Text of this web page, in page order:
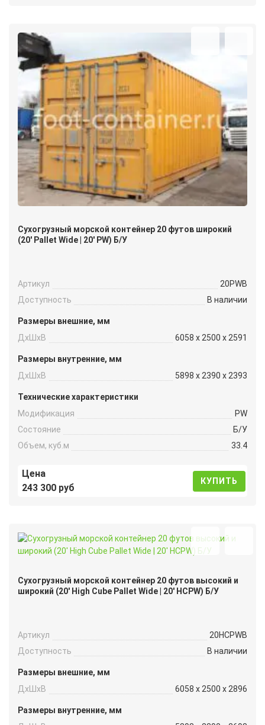
Сухогрузный морской контейнер 20 футов широкий
(20′ Pallet Wide | 20′ PW) Б/У
Артикул
20PWB
Доступность
В наличии
Размеры внешние, мм
ДxШxВ
6058 x 2500 x 2591
Размеры внутренние, мм
ДxШxВ
5898 x 2390 x 2393
Технические характеристики
Модификация
PW
Состояние
Б/У
Объем, куб.м
33.4
Цена
243 300 руб
КУПИТЬ
Сухогрузный морской контейнер 20 футов высокий и
широкий (20′ High Cube Pallet Wide | 20′ HCPW) Б/У
Артикул
20HCPWB
Доступность
В наличии
Размеры внешние, мм
ДxШxВ
6058 x 2500 x 2896
Размеры внутренние, мм